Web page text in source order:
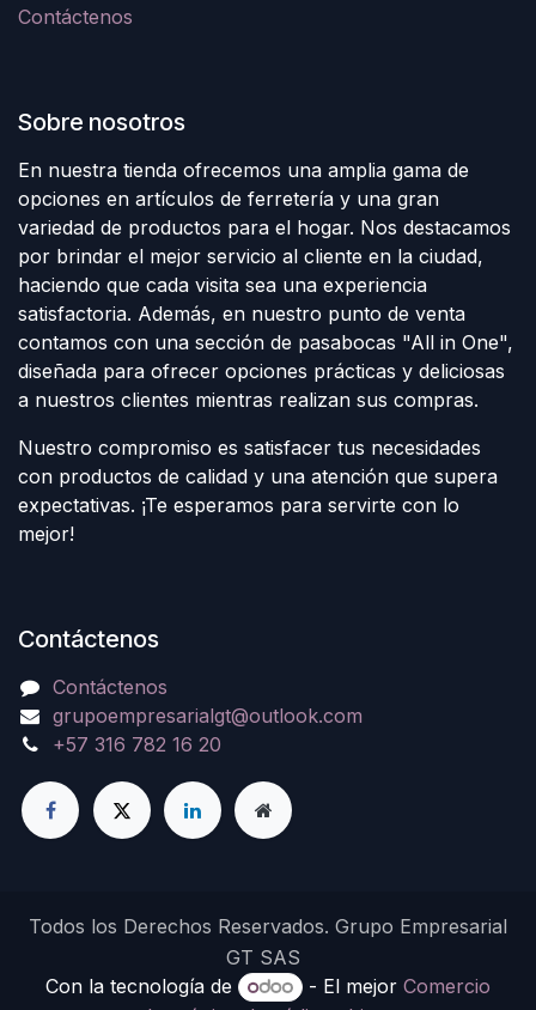
Contáctenos
Sobre nosotros
En nuestra tienda ofrecemos una amplia gama de
opciones en artículos de ferretería y una gran
variedad de productos para el hogar. Nos destacamos
por brindar el mejor servicio al cliente en la ciudad,
haciendo que cada visita sea una experiencia
satisfactoria. Además, en nuestro punto de venta
contamos con una sección de pasabocas "All in One",
diseñada para ofrecer opciones prácticas y deliciosas
a nuestros clientes mientras realizan sus compras.
Nuestro compromiso es satisfacer tus necesidades
con productos de calidad y una atención que supera
expectativas. ¡Te esperamos para servirte con lo
mejor!
Contáctenos
Contáctenos
grupoempresarialgt@outlook.com
+57 316 782 16 20
Todos los Derechos Reservados. Grupo Empresarial
GT SAS
Con la tecnología de
- El mejorComercio